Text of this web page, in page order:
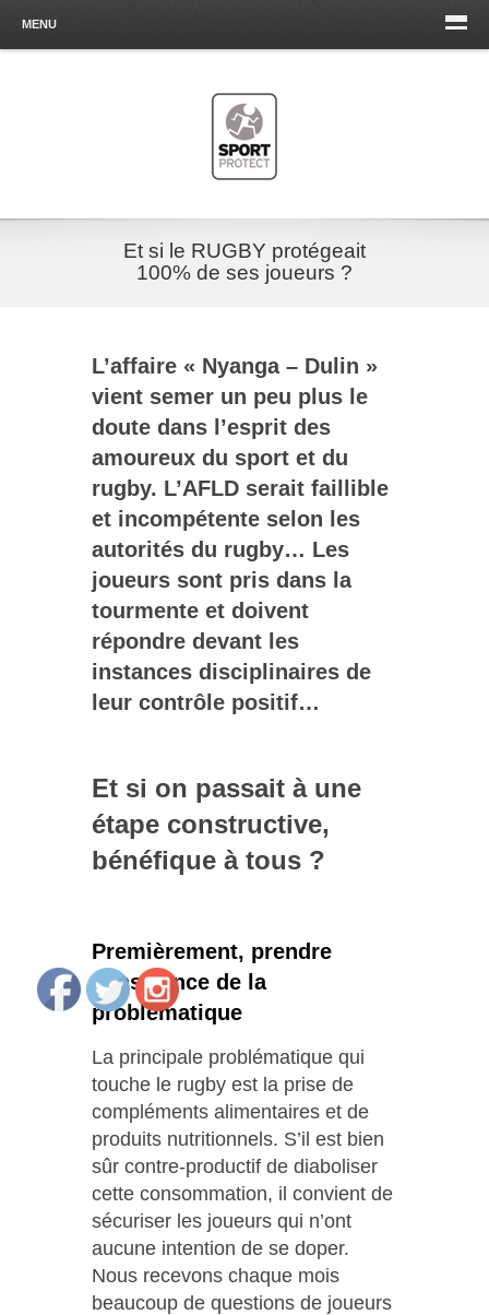
MENU
Et si le RUGBY protégeait
100% de ses joueurs ?
L’affaire « Nyanga – Dulin »
vient semer un peu plus le
doute dans l’esprit des
amoureux du sport et du
rugby. L’AFLD serait faillible
et incompétente selon les
autorités du rugby… Les
joueurs sont pris dans la
tourmente et doivent
répondre devant les
instances disciplinaires de
leur contrôle positif…
Et si on passait à une
étape constructive,
bénéfique à tous ?
Premièrement, prendre
conscience de la
problématique
La principale problématique qui
touche le rugby est la prise de
compléments alimentaires et de
produits nutritionnels. S’il est bien
sûr contre-productif de diaboliser
cette consommation, il convient de
sécuriser les joueurs qui n’ont
aucune intention de se doper.
Nous recevons chaque mois
beaucoup de questions de joueurs